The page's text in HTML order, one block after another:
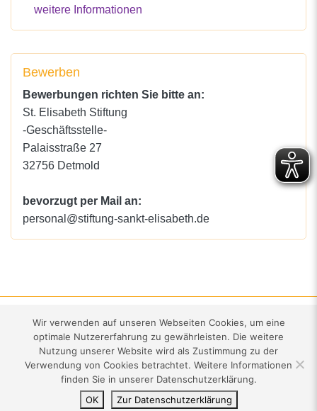
weitere Informationen
Bewerben
Bewerbungen richten Sie bitte an:
St. Elisabeth Stiftung
-Geschäftsstelle-
Palaisstraße 27
32756 Detmold
bevorzugt per Mail an:
personal@stiftung-sankt-elisabeth.de
Kontakt · Impressum · Datenschutz ·
St. Elisabeth Stiftung · Palaisstraße 27 · 32756 Detmold · 05231 .
740-710
Wir verwenden auf unseren Webseiten Cookies, um eine
optimale Nutzererfahrung zu gewährleisten. Die weitere
Nutzung unserer Website wird als Zustimmung zu der
Verwendung von Cookies betrachtet. Weitere Informationen
finden Sie in unserer Datenschutzerklärung.
OK
Zur Datenschutzerklärung